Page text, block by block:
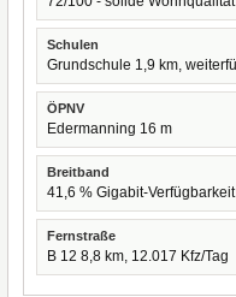
Schulen
Grundschule 1,9 km,
ÖPNV
Edermanning 16 m
Breitband
41,6 % Gigabit-Verfügbarkeit
Fernstraße
B 12 8,8 km, 12.017 Kfz/Tag